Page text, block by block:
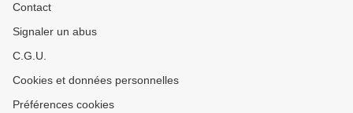
Contact
Signaler un abus
C.G.U.
Cookies et données personnelles
Préférences cookies